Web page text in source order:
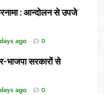
: आन्दोलन से उपजे
ago 0
भाजपा सरकारों से
ago 0